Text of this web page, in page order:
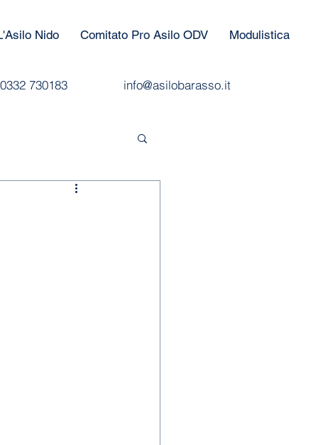
Nido Comitato Pro Asilo ODV Modulistica
0332 730183 info@asilobarasso.it